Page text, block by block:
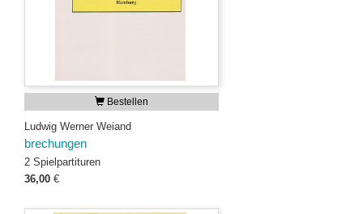
Bestellen
Ludwig Werner Weiand
brechungen
2 Spielpartituren
36,00 €